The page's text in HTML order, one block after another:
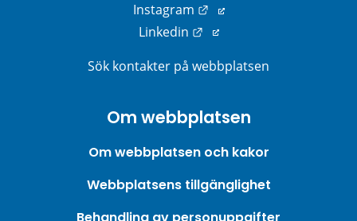
Instagram
Länk till annan
Linkedin
Länk till annan webbplats.
Sök kontakter på webbplatsen
Om webbplatsen
Om webbplatsen och kakor
Webbplatsens tillgänglighet